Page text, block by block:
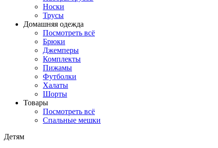
Носки
Трусы
Домашняя одежда
Посмотреть всё
Брюки
Джемперы
Комплекты
Пижамы
Футболки
Халаты
Шорты
Товары
Посмотреть всё
Спальные мешки
Детям